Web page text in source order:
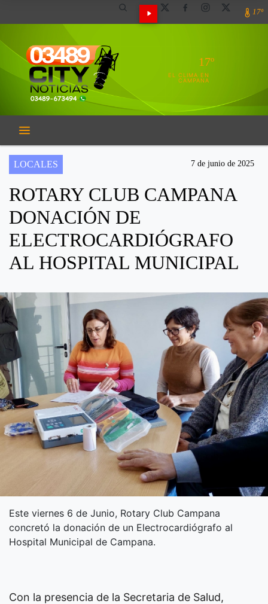
17º
17º
EL CLIMA EN
CAMPANA
LOCALES 7 de junio de 2025
ROTARY CLUB CAMPANA
DONACIÓN DE
ELECTROCARDIÓGRAFO
AL HOSPITAL MUNICIPAL
Este viernes 6 de Junio, Rotary Club Campana
concretó la donación de un Electrocardiógrafo al
Hospital Municipal de Campana.
Con la presencia de la Secretaria de Salud,